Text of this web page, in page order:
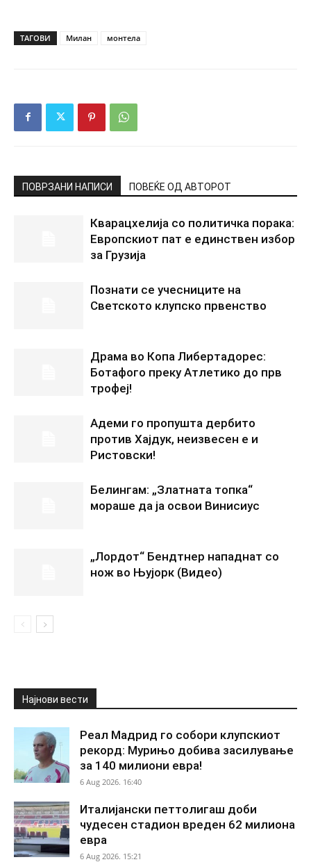
ТАГОВИ Милан монтела
ПОВРЗАНИ НАПИСИ ПОВЕЌЕ ОД АВТОРОТ
Кварацхелија со политичка порака:
Европскиот пат е единствен избор
за Грузија
Познати се учесниците на
Светското клупско првенство
Драма во Копа Либертадорес:
Ботафого преку Атлетико до прв
трофеј!
Адеми го пропушта дербито
против Хајдук, неизвесен е и
Ристовски!
Белингам: „Златната топка“
мораше да ја освои Винисиус
„Лордот“ Бендтнер нападнат со
нож во Њујорк (Видео)
Најнови вести
Реал Мадрид го собори клупскиот
рекорд: Мурињо добива засилување
за 140 милиони евра!
6 Aug 2026. 16:40
Италијански петтолигаш доби
чудесен стадион вреден 62 милиона
евра
6 Aug 2026. 15:21